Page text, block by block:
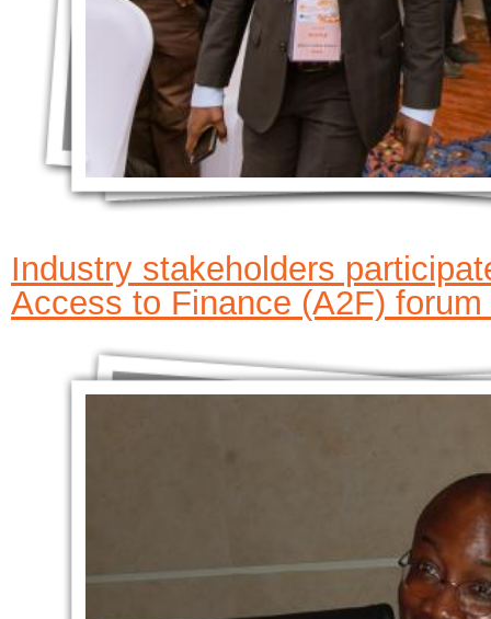
Industry stakeholders
Access to Finance (A2F)